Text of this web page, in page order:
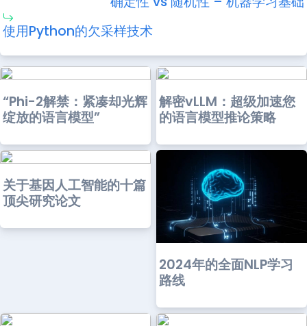
使用Python的欠采样技术
“Phi-2解禁：紧凑却光辉
绽放的语言模型”
解密vLLM：超级加速您
的语言模型推论策略
关于基因人工智能的十篇
顶尖研究论文
2024年的全面NLP学习
路线